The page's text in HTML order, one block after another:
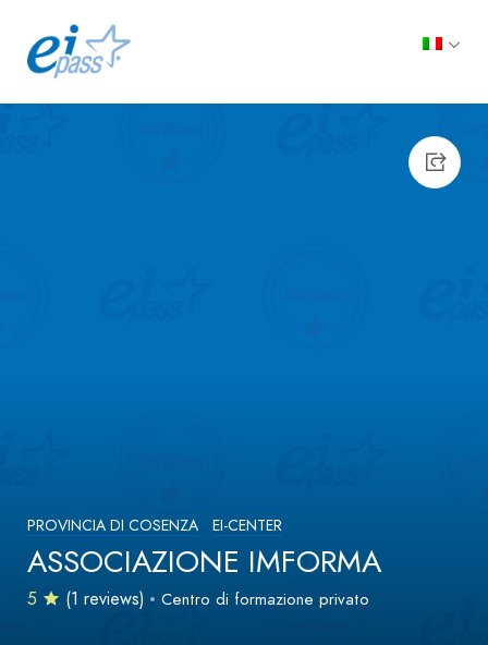
PROVINCIA DI COSENZA EI-CENTER
ASSOCIAZIONE IMFORMA
5 (1 reviews) Centro di formazione privato